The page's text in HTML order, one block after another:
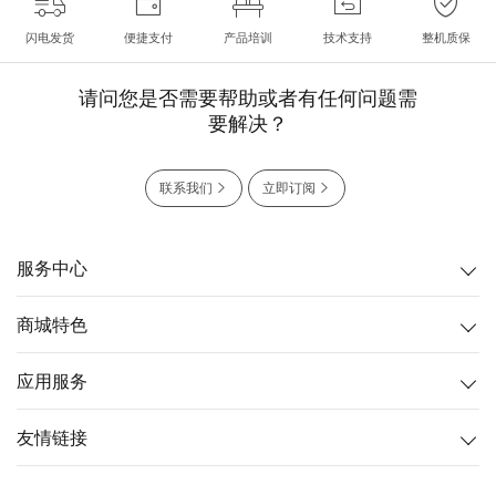
闪电发货 便捷支付 产品培训 技术支持 整机质保
请问您是否需要帮助或者有任何问题需
要解决？
联系我们 立即订阅
服务中心
商城特色
应用服务
友情链接